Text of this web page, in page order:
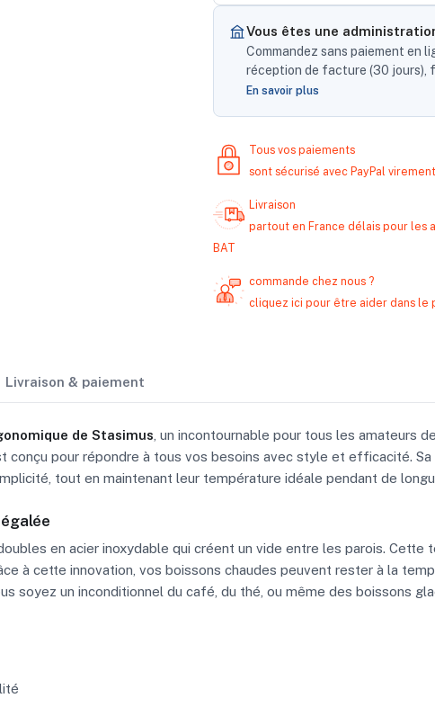
Vous êtes une
Commandez sans paiement en
réception de facture (30 jours),
En savoir plus
Tous vos paiements
sont sécurisé avec PayPal
Livraison
partout en France délais pour les
BAT
commande chez nous ?
cliquez ici pour être aider dans le
Livraison & paiement
de Stasimus, un incontournable pour tous les amateurs
conçu pour répondre à tous vos besoins avec style et efficacité.
tout en maintenant leur température idéale pendant de
en acier inoxydable qui créent un vide entre les parois. Cette
à cette innovation, vos boissons chaudes peuvent rester à la
soyez un inconditionnel du café, du thé, ou même des boissons